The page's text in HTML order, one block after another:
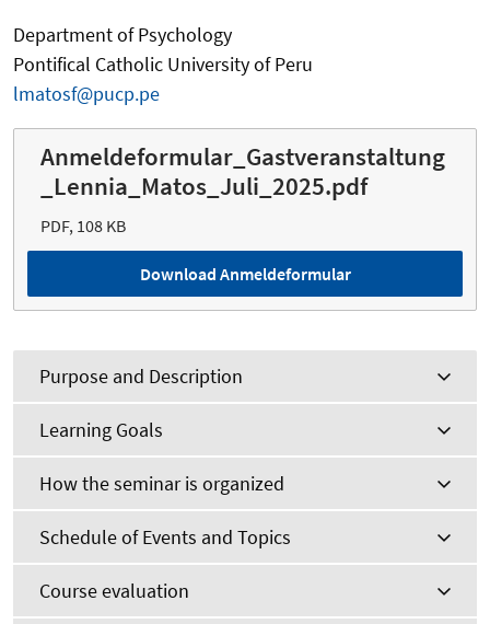
Department of Psychology
Pontifical Catholic University of Peru
lmatosf@pucp.pe
Anmeldeformular_Gastveranstaltung
_Lennia_Matos_Juli_2025.pdf
PDF, 108 KB
Download Anmeldeformular
Purpose and Description
Learning Goals
How the seminar is organized
Schedule of Events and Topics
Course evaluation